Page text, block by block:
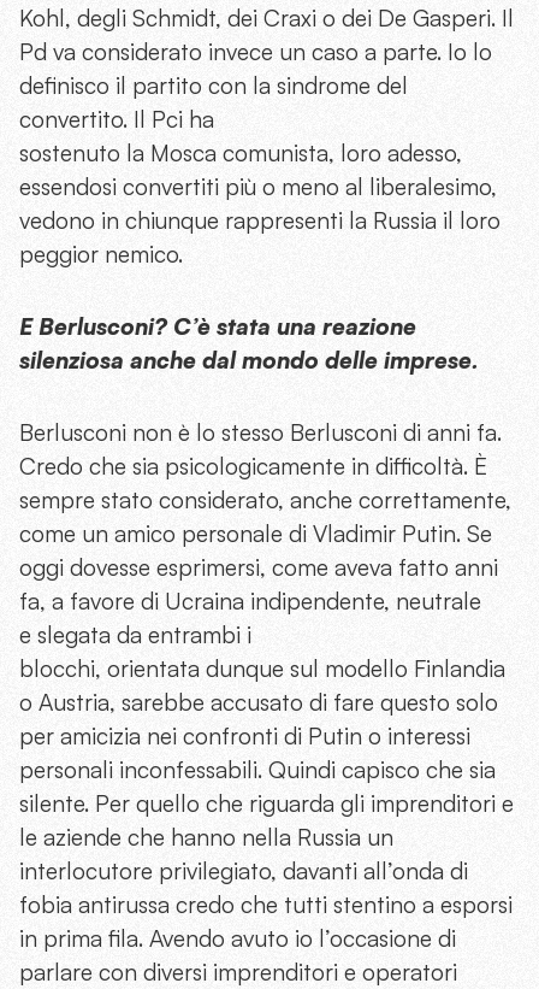
Kohl, degli Schmidt, dei Craxi o dei De Gasperi. Il
Pd va considerato invece un caso a parte. Io lo
definisco il partito con la sindrome del
convertito. Il Pci ha
sostenuto la Mosca comunista, loro adesso,
essendosi convertiti più o meno al liberalesimo,
vedono in chiunque rappresenti la Russia il loro
peggior nemico.
E Berlusconi? C’è stata una reazione
silenziosa anche dal mondo delle imprese.
Berlusconi non è lo stesso Berlusconi di anni fa.
Credo che sia psicologicamente in difficoltà. È
sempre stato considerato, anche correttamente,
come un amico personale di Vladimir Putin. Se
oggi dovesse esprimersi, come aveva fatto anni
fa, a favore di Ucraina indipendente, neutrale
e slegata da entrambi i
blocchi, orientata dunque sul modello Finlandia
o Austria, sarebbe accusato di fare questo solo
per amicizia nei confronti di Putin o interessi
personali inconfessabili. Quindi capisco che sia
silente. Per quello che riguarda gli imprenditori e
le aziende che hanno nella Russia un
interlocutore privilegiato, davanti all’onda di
fobia antirussa credo che tutti stentino a esporsi
in prima fila. Avendo avuto io l’occasione di
parlare con diversi imprenditori e operatori